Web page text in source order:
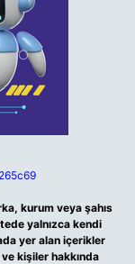
kurum veya şahıs
yalnızca kendi
yer alan içerikler
kişiler hakkında